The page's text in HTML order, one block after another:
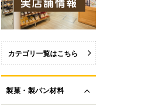
カテゴリ一覧はこちら
製菓・製パン材料